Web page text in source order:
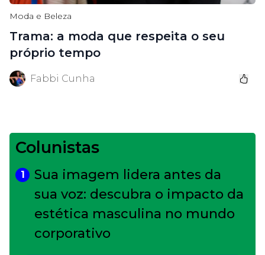
Moda e Beleza
Trama: a moda que respeita o seu
próprio tempo
Fabbi Cunha
Colunistas
1
Sua imagem lidera antes da
sua voz: descubra o impacto da
estética masculina no mundo
corporativo